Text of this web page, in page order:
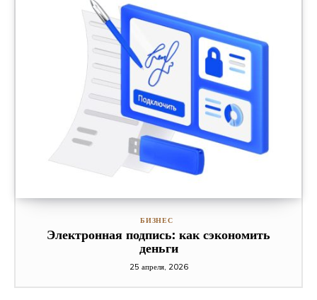
БИЗНЕС
Электронная подпись: как сэкономить
деньги
25 апреля, 2026